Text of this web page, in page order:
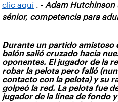
clic aquí . - Adam Hutchinson
sénior, competencia para
Durante un partido amistoso
balón salió cruzado hacia
oponentes. El jugador de la
robar la pelota pero falló
contacto con la pelota) y su
golpeó la red. La pelota fue
jugador de la línea de fondo